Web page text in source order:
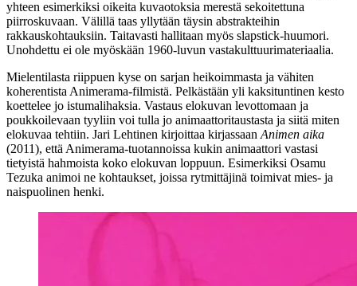
yhteen esimerkiksi oikeita kuvaotoksia merestä sekoitettuna
piirroskuvaan. Välillä taas yllytään täysin abstrakteihin
rakkauskohtauksiin. Taitavasti hallitaan myös slapstick-huumori.
Unohdettu ei ole myöskään 1960‑luvun vastakulttuurimateriaalia.
Mielentilasta riippuen kyse on sarjan heikoimmasta ja vähiten
koherentista Animerama-filmistä. Pelkästään yli kaksituntinen kesto
koettelee jo istumalihaksia. Vastaus elokuvan levottomaan ja
poukkoilevaan tyyliin voi tulla jo animaattoritaustasta ja siitä miten
elokuvaa tehtiin. Jari Lehtinen kirjoittaa kirjassaan Animen aika
(2011), että Animerama-tuotannoissa kukin animaattori vastasi
tietyistä hahmoista koko elokuvan loppuun. Esimerkiksi Osamu
Tezuka animoi ne kohtaukset, joissa rytmittäjinä toimivat mies‑ ja
naispuolinen henki.